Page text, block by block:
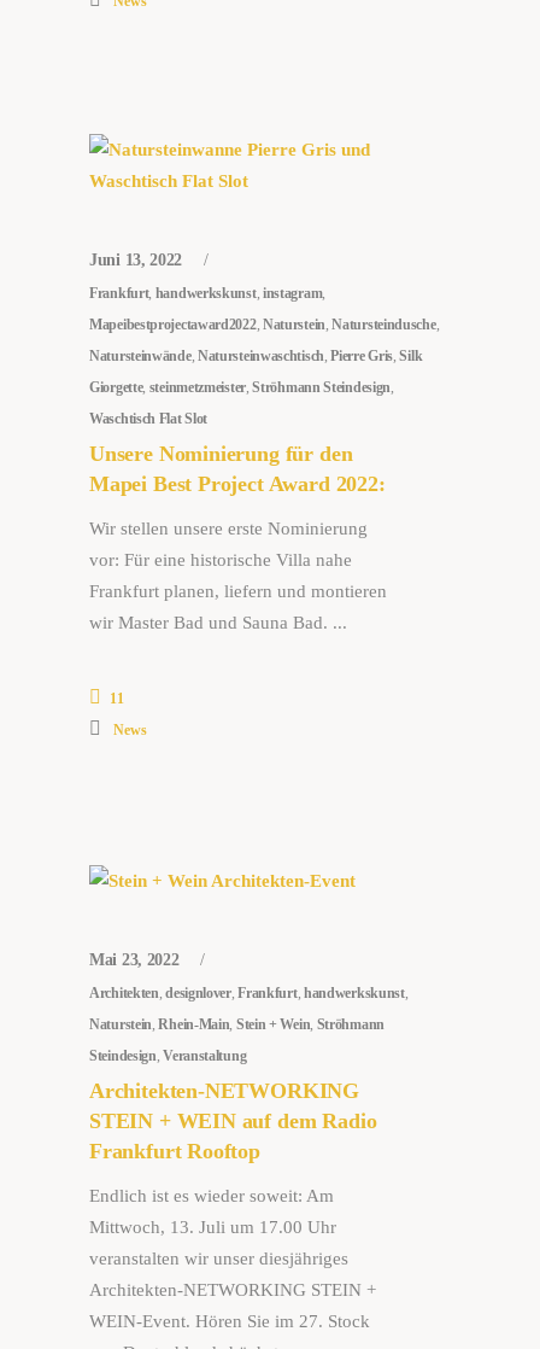
Juni 13, 2022
Frankfurt, handwerkskunst, instagram,
Mapeibestprojectaward2022, Naturstein,Natursteindusche,
Natursteinwände, Natursteinwaschtisch,Pierre Gris,Silk
Giorgette, steinmetzmeister,Ströhmann Steindesign,
Waschtisch Flat Slot
Unsere Nominierung für den
Mapei Best Project Award 2022:
Wir stellen unsere erste Nominierung
vor: Für eine historische Villa nahe
Frankfurt planen, liefern und montieren
wir Master Bad und Sauna Bad.
11
News
Mai 23, 2022
Architekten ,designlover,Frankfurt, handwerkskunst,
Naturstein ,Rhein-Main Stein + Wein Ströhmann
Steindesign ,Veranstaltung
Architekten-NETWORKING
STEIN + WEIN auf dem Radio
Frankfurt Rooftop
Endlich ist es wieder soweit: Am
Mittwoch, 13. Juli um 17.00 Uhr
veranstalten wir unser diesjähriges
Architekten-NETWORKING STEIN +
WEIN-Event. Hören Sie im 27. Stock